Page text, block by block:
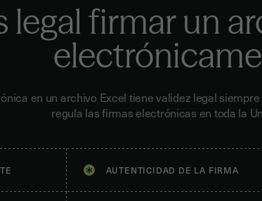
legal firmar un
en un archivo Excel tiene validez legal
regula las firmas electrónicas en toda la
AUTENTICIDAD DE LA FIRMA